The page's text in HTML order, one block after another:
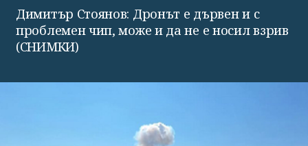
Димитър Стоянов: Дронът е дървен и с
проблемен чип, може и да не е носил взрив
(СНИМКИ)